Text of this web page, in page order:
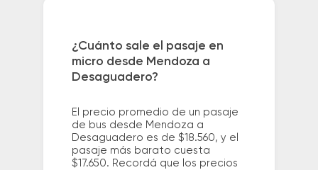
¿Cuánto sale el pasaje en
micro desde Mendoza a
Desaguadero?
El precio promedio de un pasaje
de bus desde Mendoza a
Desaguadero es de $18.560, y el
pasaje más barato cuesta
$17.650. Recordá que los precios